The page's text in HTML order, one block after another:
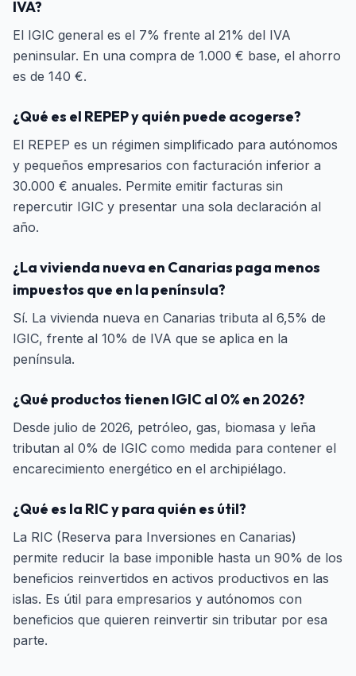
IVA?
El IGIC general es el 7% frente al 21% del IVA
peninsular. En una compra de 1.000 € base, el ahorro
es de 140 €.
¿Qué es el REPEP y quién puede acogerse?
El REPEP es un régimen simplificado para autónomos
y pequeños empresarios con facturación inferior a
30.000 € anuales. Permite emitir facturas sin
repercutir IGIC y presentar una sola declaración al
año.
¿La vivienda nueva en Canarias paga menos
impuestos que en la península?
Sí. La vivienda nueva en Canarias tributa al 6,5% de
IGIC, frente al 10% de IVA que se aplica en la
península.
¿Qué productos tienen IGIC al 0% en 2026?
Desde julio de 2026, petróleo, gas, biomasa y leña
tributan al 0% de IGIC como medida para contener el
encarecimiento energético en el archipiélago.
¿Qué es la RIC y para quién es útil?
La RIC (Reserva para Inversiones en Canarias)
permite reducir la base imponible hasta un 90% de los
beneficios reinvertidos en activos productivos en las
islas. Es útil para empresarios y autónomos con
beneficios que quieren reinvertir sin tributar por esa
parte.